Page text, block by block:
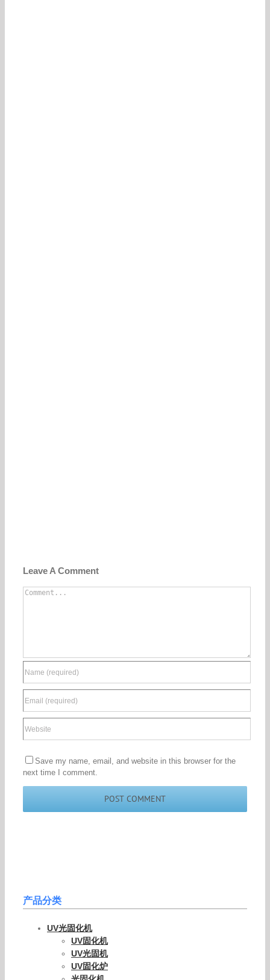
Leave A Comment
Comment
Save my name, email, and website in this browser for the
next time I comment.
产品分类
UV光固化机
UV固化机
UV光固机
UV固化炉